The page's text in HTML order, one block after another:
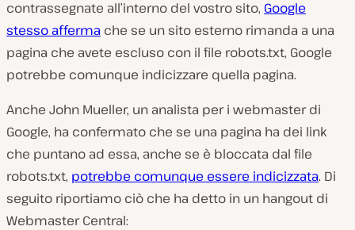
contrassegnate all’interno del vostro sito, Google
stesso afferma che se un sito esterno rimanda a una
pagina che avete escluso con il file robots.txt, Google
potrebbe comunque indicizzare quella pagina.
Anche John Mueller, un analista per i webmaster di
Google, ha confermato che se una pagina ha dei link
che puntano ad essa, anche se è bloccata dal file
robots.txt, potrebbe comunque essere indicizzata. Di
seguito riportiamo ciò che ha detto in un hangout di
Webmaster Central: